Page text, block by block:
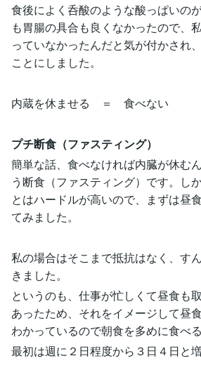
食後によく呑酸のような酸っぱいの
も胃腸の具合も良くなかったので、
っていなかったんだと気が付かされ
ことにしました。
内蔵を休ませる ＝ 食べない
プチ断食（ファスティング）
簡単な話、食べなければ内臓が休む
う断食（ファスティング）です。し
とはハードルが高いので、まずは昼
てみました。
私の場合はそこまで抵抗はなく、す
きました。
というのも、仕事が忙しくて昼食も
あったため、それをイメージして昼
わかっているので朝食を多めに食べ
最初は週に２日程度から３日４日と